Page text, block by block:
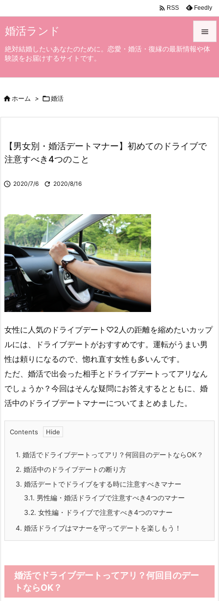
婚活ランド
絶対結婚したいあなたのために。恋愛・婚活・復縁の最新情報や体
験談をお届けするサイトです。




 RSS Feedly
ホーム > 婚活
【男女別・婚活デートマナー】初めてのドライブで
注意すべき4つのこと
 2020/7/6  2020/8/16
女性に人気のドライブデート♡2人の距離を縮めたいカップ
ルには、ドライブデートがおすすめです。運転がうまい男
性は頼りになるので、惚れ直す女性も多いんです。
ただ、婚活で出会った相手とドライブデートってアリなん
でしょうか？今回はそんな疑問にお答えするとともに、婚
活中のドライブデートマナーについてまとめました。
Contents
1. 婚活でドライブデートってアリ？何回目のデートならOK？
2. 婚活中のドライブデートの断り方
3. 婚活デートでドライブをする時に注意すべきマナー
3.1. 男性編・婚活ドライブで注意すべき4つのマナー
3.2. 女性編・ドライブで注意すべき4つのマナー
4. 婚活ドライブはマナーを守ってデートを楽しもう！
婚活でドライブデートってアリ？何回目のデー
トならOK？